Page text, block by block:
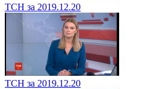
ТСН за 2019.12.20
ТСН за 2019.12.20